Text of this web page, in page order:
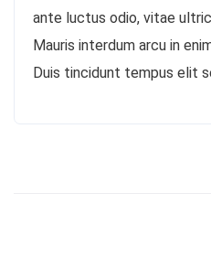
ante luctus odio, vitae
Mauris interdum arcu in
Duis tincidunt tempus elit